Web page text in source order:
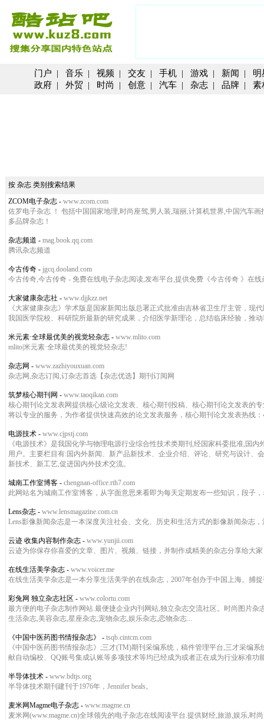
门户 | 音乐 | 视频 | 交友 | 手机 | 游戏 | 新闻 | 明
政府 | 外贸 | 时尚 | 创意 | 汽车 | 杂志 | 品牌 | 素
按 杂志 类别搜索结果
ZCOM电子杂志 - www.zcom.com
佐罗电子杂志 ！ 包括中国国家地理,时尚座驾,男人装,瑞丽,计算机世界,中国汽车
多品牌杂志！
杂志频道 - mag.book.qq.com
腾讯杂志频道
今古传奇 - jgcq.dooland.com
今古传奇,今古传奇 - 免费在线电子杂志阅读,发布平台,提供免费《今古传奇 》在
大家健康杂志社 - www.djjkzz.net
《大家健康杂志》学术版是国家新闻出版总署正式批准由吉林省卫生厅主管，
我国医学院校、科研院所最新的研究成果，介绍医学新理论，总结临床经验，推
米元素·全球最优美的视觉轻杂志 - www.mlito.com
mlito|米元素·全球最优美的视觉轻杂志!
杂志网 - www.zazhiyouxuan.com
杂志网,杂志订阅,订杂志首选【杂志优选】期刊订阅网
筑梦核心期刊网 - www.taoqikan.com
核心期刊论文发表网提供核心级论文发表、核心期刊投稿、核心期刊论文发表的
将以专业的服务，为作者提供快速高效的论文发表服务，核心期刊论文发表热线：
电源技术 - www.cjpstj.com
《电源技术》是我国化学与物理电源行业综合性技术类期刊,经国家科委批准,国
用户。主要栏目有:国内外新闻、新产品新技术、企业介绍、评论、研究与设计
新技术、新工艺,促进国内外技术交流。
城南工作室博客 - chengnan-office.rth7.com
此网站名为城南工作室博客，从字面意思来看即为每天定期发布一些知识，段子
Lens杂志 - www.lensmagazine.com.cn
Lens影像新闻杂志是一本深度关注社会、文化、历史和生活方式的影像新闻杂志
云迹 收集内容制作杂志 - www.yunjii.com
云迹为你保存你喜爱的文章、图片、视频、链接，并制作成精美的杂志分享给大家
在线生活美学杂志 - www.voicer.me
在线生活美学杂志是一本分享生活美学的在线杂志，2007年创办于中国上海。捕
彩兔网 独立杂志社区 - www.colortu.com
最方便的电子杂志制作网站.最便捷企业内刊网站,独立杂志交流社区。时尚图片
生活杂志,美容杂志,星座杂志,宠物杂志,娱乐杂志,恋物杂志...
《中国中医药图书情报杂志》 - tsqb.cintcm.com
《中国中医药图书情报杂志》;三才(TM)期刊采编系统，稿件管理平台,三才采编
献自动编校、QQ账号集成认账等多项技术等均已经成为或者正在成为行业标准
半导体技术 - www.bdtjs.org
半导体技术期刊建刊于1976年，Jennifer beals。
麦米网Magme电子杂志 - www.magme.cn
麦米网(www.magme.cn)全球领先的电子杂志在线阅读平台.提供财经,旅游,娱乐,